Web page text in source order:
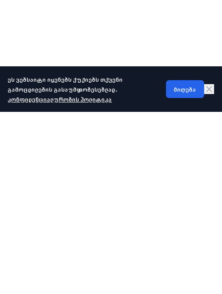
ეს ვებსაიტი იყენებს ქუქიებს თქვენი
გამოცდილების გასაუმჯობესებლად.
კონფიდენციალურობის პოლიტიკა
მიღება